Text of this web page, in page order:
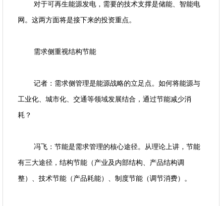
对于可再生能源发电，需要的技术支撑是储能、智能电
网。这两方面将是接下来的投资重点。
需求侧重视结构节能
记者：需求侧管理是能源战略的立足点。如何将能源与
工业化、城市化、交通等领域发展结合，通过节能减少消
耗？
冯飞：节能是需求管理的核心途径。从理论上讲，节能
有三大途径，结构节能（产业及内部结构、产品结构调
整）、技术节能（产品耗能）、制度节能（调节消费）。